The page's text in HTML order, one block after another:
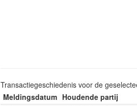
Transactiegeschiedenis voor de
Meldingsdatum Houdende partij